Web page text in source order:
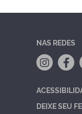
NAS REDES
DEIXE SEU